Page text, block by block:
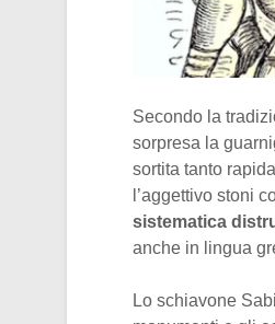
Secondo la
sorpresa la
sortita tanto
l’aggettivo stoni
sistematica
anche in lingua
Lo schiavone